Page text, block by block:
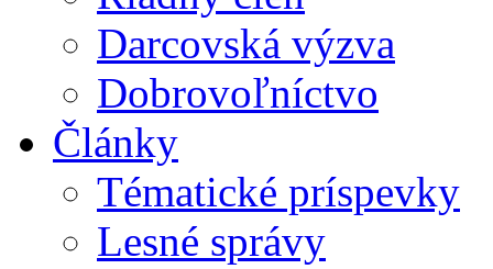
Darcovská výzva
Dobrovoľníctvo
Články
Tématické príspevky
Lesné správy